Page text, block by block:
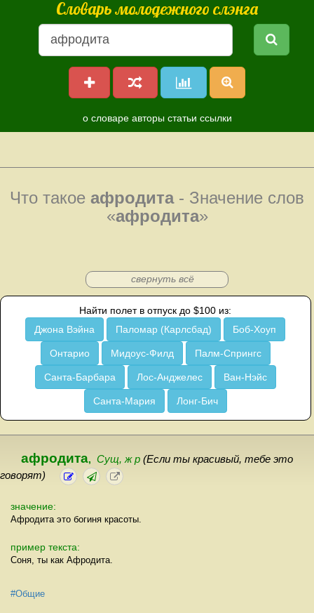
Словарь молодежного слэнга
о словаре авторы статьи ссылки
Что такое афродита- Значение слов
«афродита»
свернуть всё
Найти полет в отпуск до $100 из:
Джона Вэйна
Паломар (Карлсбад) Боб-Хоуп
Онтарио Мидоус-Филд Палм-Спрингс
Санта-Барбара Лос-Анджелес Ван-Нэйс
Санта-Мария Лонг-Бич
афродита, Сущ, ж р (Если ты красивый, тебе это
говорят)
значение:
Афродита это богиня красоты.
пример текста:
Соня, ты как Афродита.
#Общие